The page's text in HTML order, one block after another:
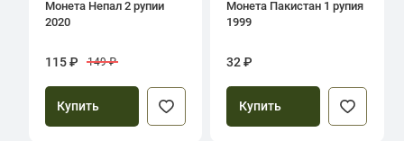
Монета Непал 2 рупии
2020
115 ₽ 149 ₽
Купить
Монета Пакистан 1 рупия
1999
32 ₽
Купить